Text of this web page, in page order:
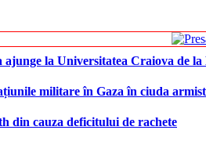
la Universitatea Craiova de
militare în Gaza în ciuda
din cauza deficitului de rachete